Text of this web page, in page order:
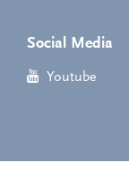
Social Media
Youtube